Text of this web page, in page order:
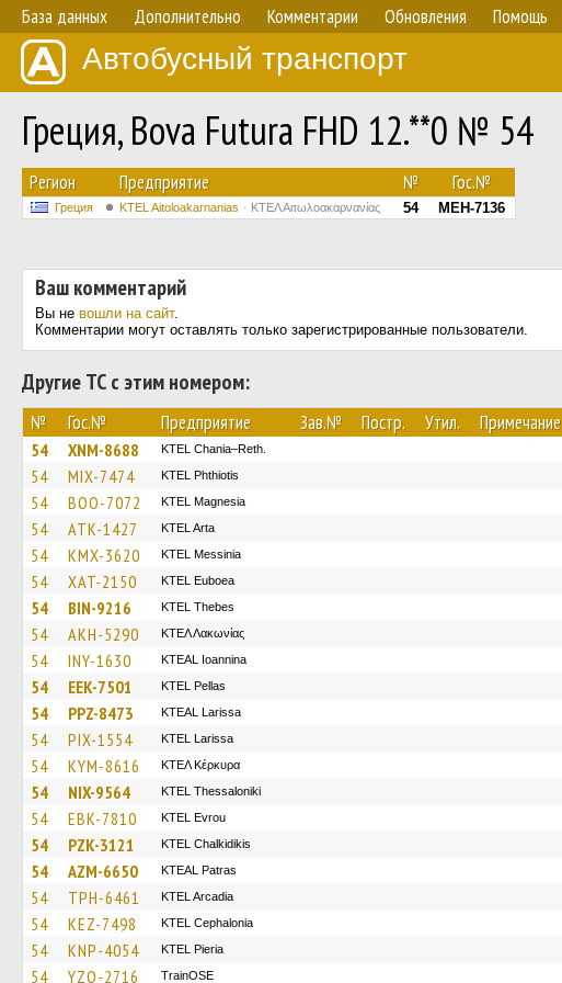
База данных Дополнительно Комментарии Обновления Помощь
Автобусный транспорт
Греция, Bova Futura FHD 12.**0 № 54
Регион Предприятие № Гос.№
Греция KTEL Aitoloakarnanias ΚΤΕΛ Αιτωλοακαρνανίας 54 MEH-7136
Ваш комментарий
Вы не вошли на сайт.
Комментарии могут оставлять только зарегистрированные пользователи.
Другие ТС с этим номером:
№ Гос.№ Предприятие Зав.№ Постр. Утил. Примечание
54 XNM-8688 KTEL Chania–Reth.
54 MIX-7474 ΚΤΕL Phthiotis
54 BOO-7072 ΚΤΕL Magnesia
54 ATK-1427 KTEL Arta
54 KMX-3620 KTEL Messinia
54 XAT-2150 ΚΤΕL Euboea
54 BIN-9216 KTEL Thebes
54 AKH-5290 ΚΤΕΛ Λακωνίας
54 INY-1630 KTEAL Ioannina
54 EEK-7501 KTEL Pellas
54 PPZ-8473 KTEAL Larissa
54 PIX-1554 KTEL Larissa
54 KYM-8616 ΚΤΕΛ Κέρκυρα
54 NIX-9564 KTEL Thessaloniki
54 EBK-7810 KTEL Evrou
54 PZK-3121 ΚΤΕL Chalkidikis
54 AZM-6650 KTEAL Patras
54 TPH-6461 KTEL Arcadia
54 KEZ-7498 KTEL Cephalonia
54 KNP-4054 KTEL Pieria
54 YZO-2716 TrainΟSE